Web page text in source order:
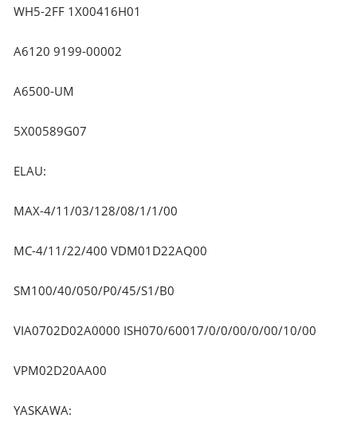
WH5-2FF 1X00416H01
A6120 9199-00002
A6500-UM
5X00589G07
ELAU:
MAX-4/11/03/128/08/1/1/00
MC-4/11/22/400 VDM01D22AQ00
SM100/40/050/P0/45/S1/B0
VIA0702D02A0000 ISH070/60017/0/0/00/0/00/10/00
VPM02D20AA00
YASKAWA: